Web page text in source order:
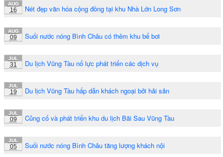
AUG
16 Nét đẹp văn hóa cộng đồng tại khu Nhà Lớn Long Sơn
AUG
09 Suối nước nóng Bình Châu có thêm khu bể bơi
JUL
31 Du lịch Vũng Tàu nổ lực phát triển các dịch vụ
JUL
19 Du lịch Vũng Tàu hấp dẫn khách ngoại bởi hải sản
JUL
09 Củng cố và phát triển khu du lịch Bãi Sau Vũng Tàu
JUL
05 Suối nước nóng Bình Châu tăng lượng khách nội